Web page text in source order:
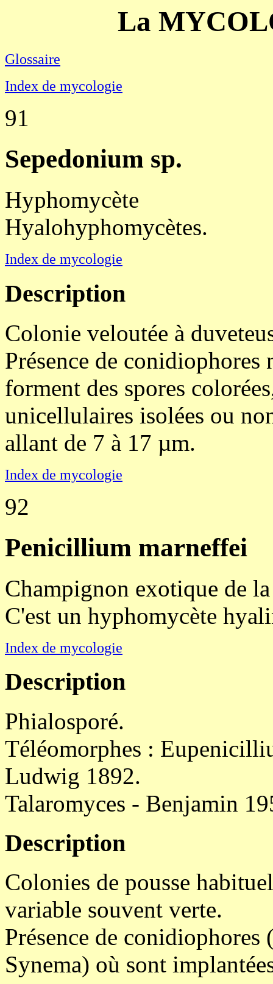
La
Glossaire
Index de mycologie
91
Sepedonium sp.
Hyphomycète
Hyalohyphomycètes.
Index de mycologie
Description
Colonie veloutée à
Présence de conidiophores
forment des spores
unicellulaires isolées ou
allant de 7 à 17 µm.
Index de mycologie
92
Penicillium marneffei
Champignon exotique de
C'est un hyphomycète
Index de mycologie
Description
Phialosporé.
Téléomorphes :
Ludwig 1892.
Talaromyces - Benjamin
Description
Colonies de pousse
variable souvent verte.
Présence de conidiophores
Synema) où sont